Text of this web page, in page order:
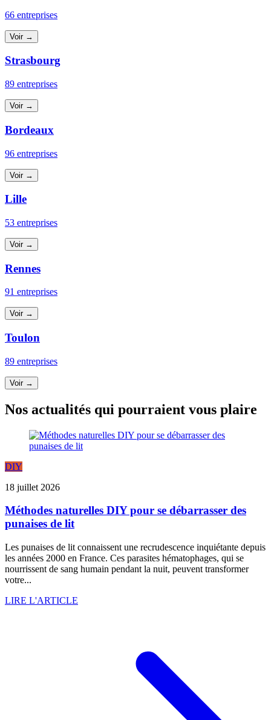
66 entreprises
Voir →
Strasbourg
89 entreprises
Voir →
Bordeaux
96 entreprises
Voir →
Lille
53 entreprises
Voir →
Rennes
91 entreprises
Voir →
Toulon
89 entreprises
Voir →
Nos actualités qui pourraient vous plaire
DIY
18 juillet 2026
Méthodes naturelles DIY pour se débarrasser des
punaises de lit
Les punaises de lit connaissent une recrudescence inquiétante depuis
les années 2000 en France. Ces parasites hématophages, qui se
nourrissent de sang humain pendant la nuit, peuvent transformer
votre...
LIRE L'ARTICLE